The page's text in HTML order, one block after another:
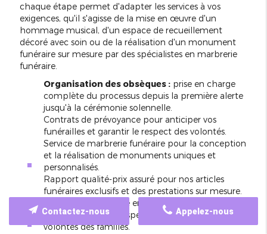
chaque étape permet d'adapter les services à vos
exigences, qu'il s'agisse de la mise en œuvre d'un
hommage musical, d'un espace de recueillement
décoré avec soin ou de la réalisation d'un monument
funéraire sur mesure par des spécialistes en marbrerie
funéraire.
Organisation des obsèques :prise en charge
complète du processus depuis la première alerte
jusqu'à la cérémonie solennelle.
Contrats de prévoyance pour anticiper vos
funérailles et garantir le respect des volontés.
Service de marbrerie funéraire pour la conception
et la réalisation de monuments uniques et
personnalisés.
Rapport qualité-prix assuré pour nos articles
funéraires exclusifs et des prestations sur mesure.
Transferts avant mise en bière organisés avec
et discrétionpour respecter scrupuleusement les
volontés des familles.
Appelez-nous
Contactez-nous